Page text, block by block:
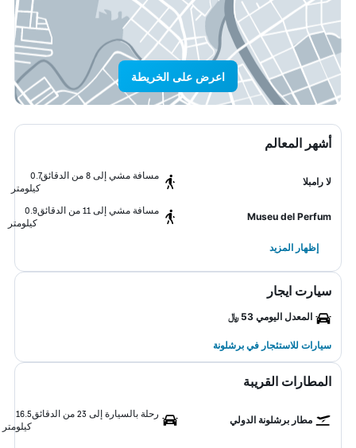
اعرض على الخريطة
أشهر المعالم
لا رامبلا
مسافة مشي إلى 8 من الدقائق
0.7
كيلومتر
Museu del Perfum
مسافة مشي إلى 11 من الدقائق
0.9
كيلومتر
إظهار المزيد
سيارت ايجار
المعدل اليومي 53 ﷼
سيارات للاستئجار في برشلونة
المطارات القريبة
مطار برشلونة الدولي
رحلة بالسيارة إلى 23 من الدقائق
16.5
كيلومتر